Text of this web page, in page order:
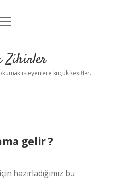
Uyarı
Zihinler
isteyenlere küçük keşifler.
gelir ?
hazırladığımız bu